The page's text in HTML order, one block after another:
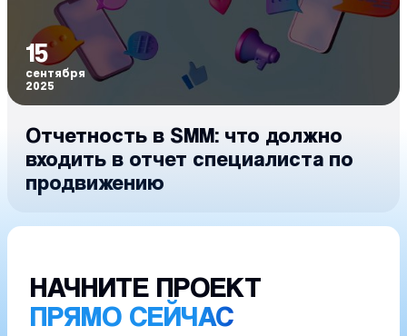
15
сентября
2025
Отчетность в SMM: что должно
входить в отчет специалиста по
продвижению
НАЧНИТЕ ПРОЕКТ
ПРЯМО СЕЙЧАС